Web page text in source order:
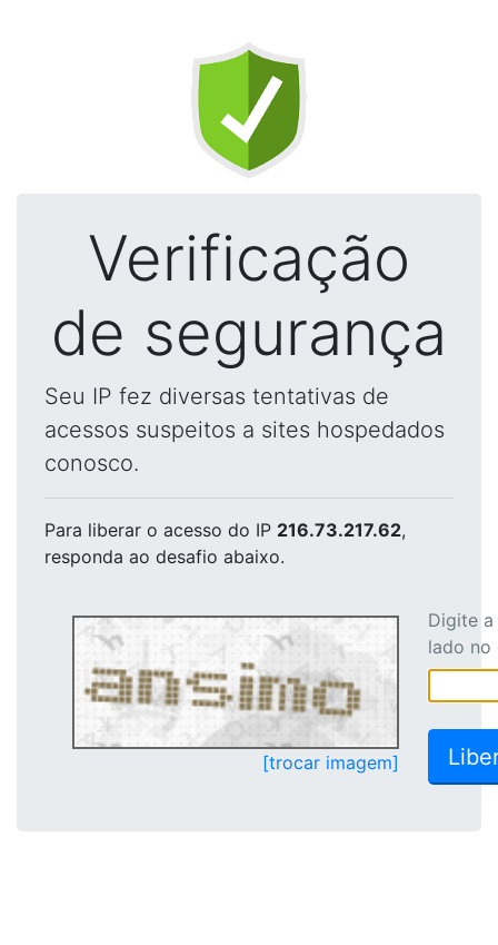
Verificação
de segurança
Seu IP fez diversas tentativas de
acessos suspeitos a sites hospedados
conosco.
Para liberar o acesso do IP 216.73.217.62,
responda ao desafio abaixo.
[trocar imagem]
Digite
lado no